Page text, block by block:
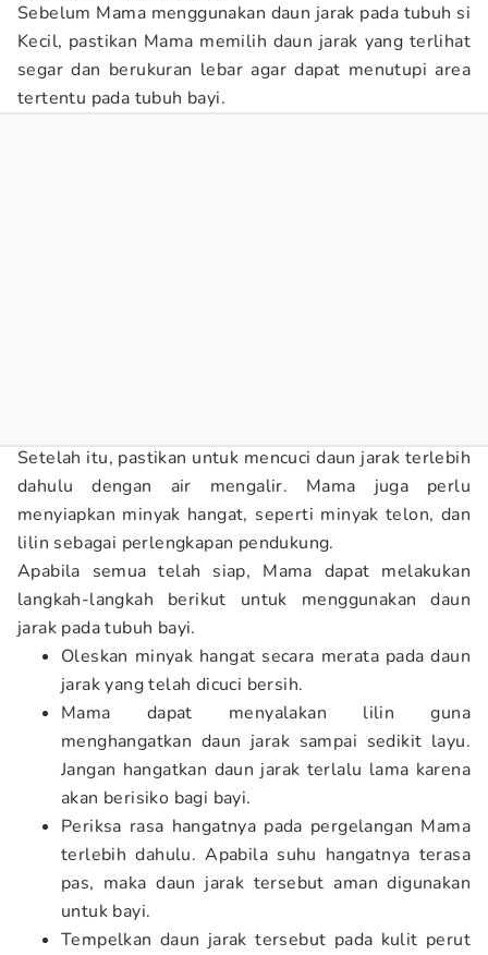
Sebelum Mama menggunakan daun jarak pada tubuh si
Kecil, pastikan Mama memilih daun jarak yang terlihat
segar dan berukuran lebar agar dapat menutupi area
tertentu pada tubuh bayi.
Setelah itu, pastikan untuk mencuci daun jarak terlebih
dahulu dengan air mengalir. Mama juga perlu
menyiapkan minyak hangat, seperti minyak telon, dan
lilin sebagai perlengkapan pendukung.
Apabila semua telah siap, Mama dapat melakukan
langkah-langkah berikut untuk menggunakan daun
jarak pada tubuh bayi.
Oleskan minyak hangat secara merata pada daun
jarak yang telah dicuci bersih.
Mama dapat menyalakan lilin guna
menghangatkan daun jarak sampai sedikit layu.
Jangan hangatkan daun jarak terlalu lama karena
akan berisiko bagi bayi.
Periksa rasa hangatnya pada pergelangan Mama
terlebih dahulu. Apabila suhu hangatnya terasa
pas, maka daun jarak tersebut aman digunakan
untuk bayi.
Tempelkan daun jarak tersebut pada kulit perut